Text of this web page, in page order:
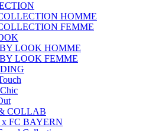
HOMME
FEMME
LOOK HOMME
LOOK FEMME
COLLAB
x FC BAYERN